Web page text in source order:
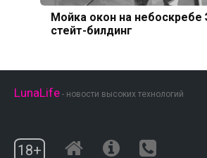
Мойка окон на небоскребе
стейт-билдинг
LunaLife - новости высоких технологий
18+